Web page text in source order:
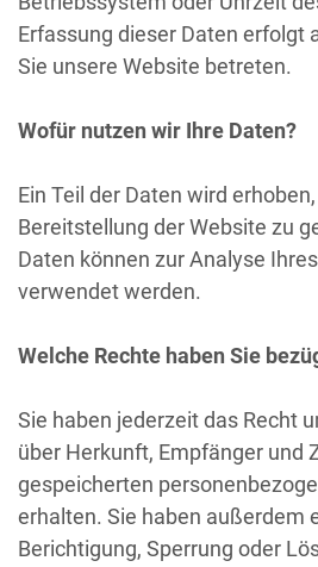
Erfassung dieser Daten erfolgt
Sie unsere Website betreten.
Wofür nutzen wir Ihre Daten?
Ein Teil der Daten wird
Bereitstellung der Website zu
Daten können zur Analyse
verwendet werden.
Welche Rechte haben Sie
Sie haben jederzeit das Recht
über Herkunft, Empfänger und
gespeicherten
erhalten. Sie haben außerdem
Berichtigung, Sperrung oder